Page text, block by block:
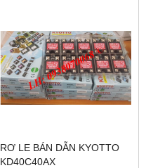
RƠ LE BÁN DẪN KYOTTO
KD40C40AX